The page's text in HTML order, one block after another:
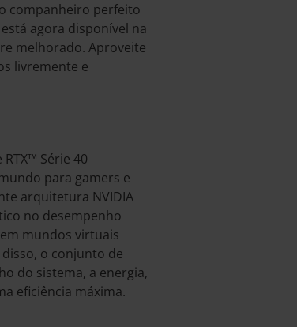
companheiro perfeito
agora disponível na
melhorado. Aproveite
livremente e
Série 40
para gamers e
arquitetura NVIDIA
no desempenho
mundos virtuais
o conjunto de
do sistema, a energia,
eficiência máxima.